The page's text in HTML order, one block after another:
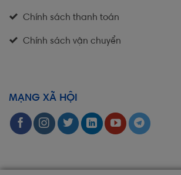
Chính sách thanh toán
Chính sách vận chuyển
MẠNG XÃ HỘI